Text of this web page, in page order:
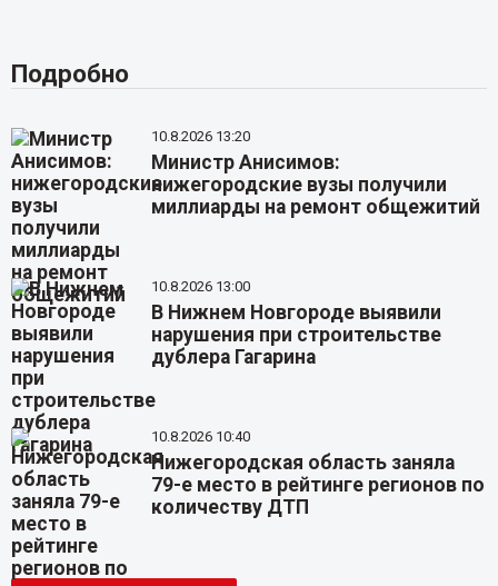
Подробно
10.8.2026 13:20
Министр Анисимов:
нижегородские вузы получили
миллиарды на ремонт общежитий
10.8.2026 13:00
В Нижнем Новгороде выявили
нарушения при строительстве
дублера Гагарина
10.8.2026 10:40
Нижегородская область заняла
79-е место в рейтинге регионов по
количеству ДТП